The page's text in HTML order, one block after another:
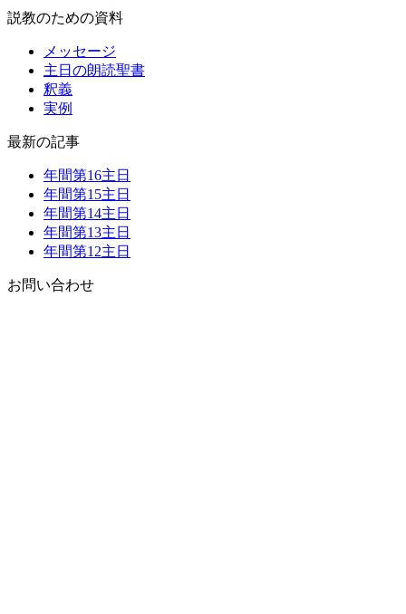
説教のための資料
メッセージ
主日の朗読聖書
釈義
実例
最新の記事
年間第16主日
年間第15主日
年間第14主日
年間第13主日
年間第12主日
お問い合わせ